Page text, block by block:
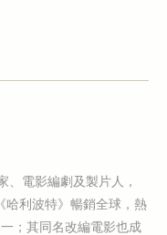
、電影編劇及製片人，
哈利波特》暢銷全球，熱
；其同名改編電影也成